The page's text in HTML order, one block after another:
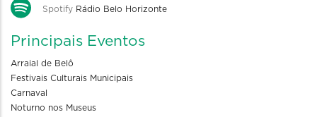
Spotify Rádio Belo Horizonte
Principais Eventos
Arraial de Belô
Festivais Culturais Municipais
Carnaval
Noturno nos Museus